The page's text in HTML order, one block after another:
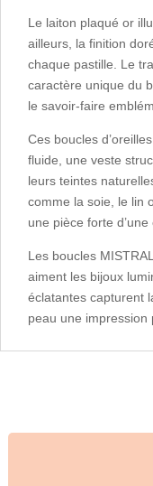
Le laiton plaqué or
ailleurs, la finition
chaque pastille. Le
caractère unique du
le savoir-faire
Ces boucles
fluide, une veste
leurs teintes
comme la soie, le lin
une pièce forte d’une
Les boucles
aiment les bijoux
éclatantes capturent
peau une impression